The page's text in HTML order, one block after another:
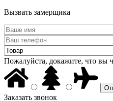
Вызвать замерщика
Пожалуйста, докажите, что вы
Заказать звонок